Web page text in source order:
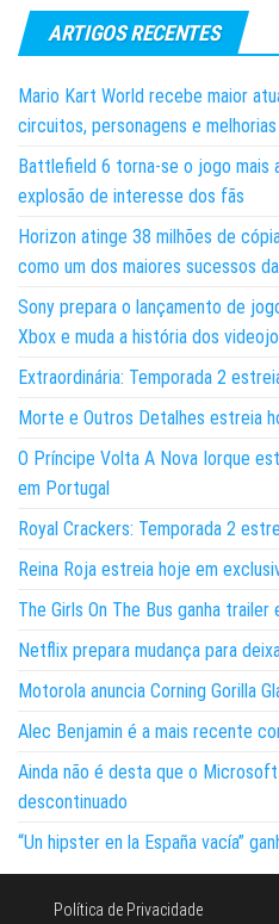
ARTIGOS RECENTES
Mario Kart World recebe maior
circuitos, personagens e
Battlefield 6 torna-se o jogo mais
explosão de interesse dos fãs
Horizon atinge 38 milhões de
como um dos maiores sucessos
Sony prepara o lançamento de
Xbox e muda a história dos
Extraordinária: Temporada 2
Morte e Outros Detalhes estreia
O Príncipe Volta A Nova Iorque
em Portugal
Royal Crackers: Temporada 2
Reina Roja estreia hoje em
The Girls On The Bus ganha
Netflix prepara mudança para
Motorola anuncia Corning Gorilla
Alec Benjamin é a mais recente
Ainda não é desta que o
descontinuado
“Un hipster en la España vacía”
Política de Privacidade